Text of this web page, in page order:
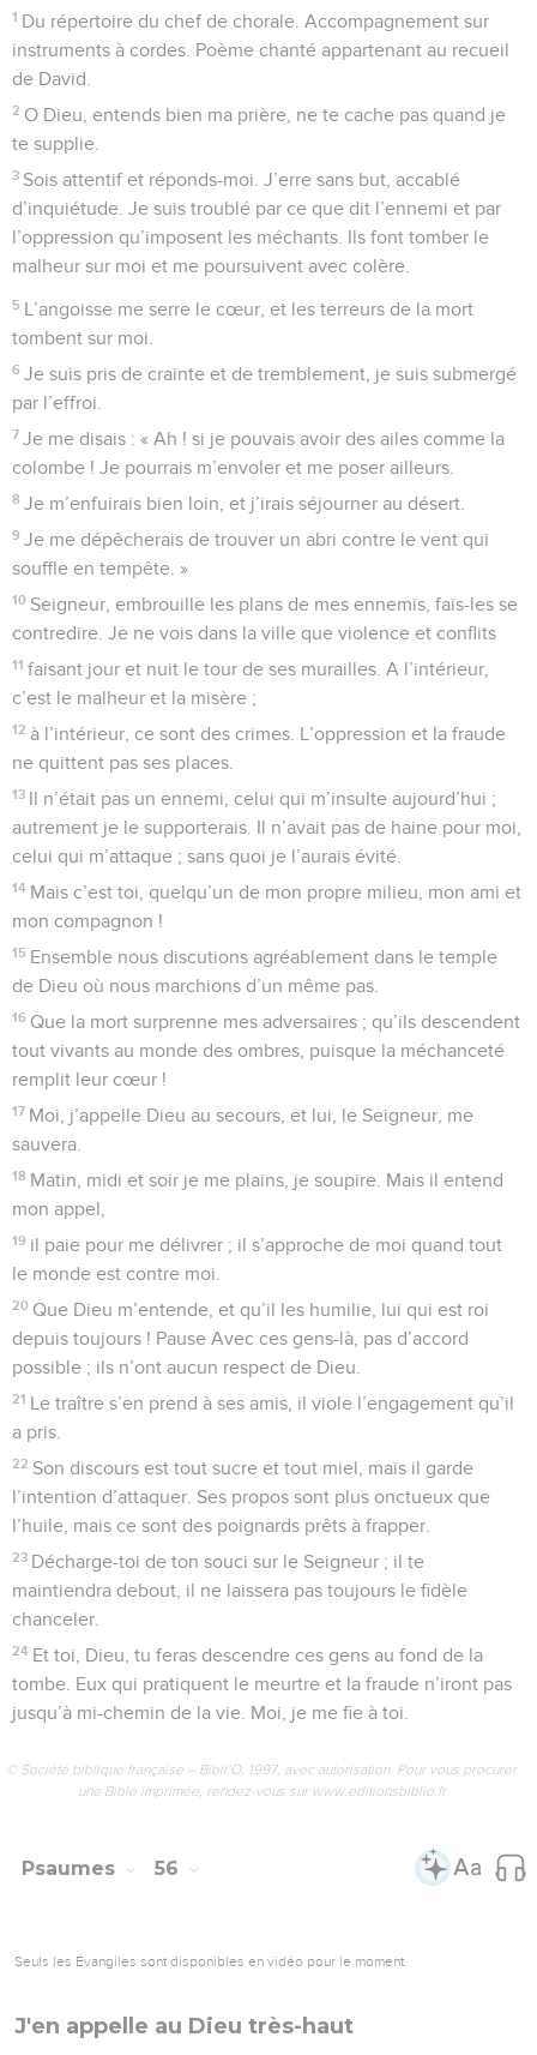
1 Du répertoire du chef de chorale. Accompagnement sur
instruments à cordes. Poème chanté appartenant au recueil
de David.
2 O Dieu, entends bien ma prière, ne te cache pas quand je
te supplie.
3 Sois attentif et réponds-moi. J’erre sans but, accablé
d’inquiétude. Je suis troublé par ce que dit l’ennemi et par
l’oppression qu’imposent les méchants. Ils font tomber le
malheur sur moi et me poursuivent avec colère.
5 L’angoisse me serre le cœur, et les terreurs de la mort
tombent sur moi.
6 Je suis pris de crainte et de tremblement, je suis submergé
par l’effroi.
7 Je me disais : « Ah ! si je pouvais avoir des ailes comme la
colombe ! Je pourrais m’envoler et me poser ailleurs.
8 Je m’enfuirais bien loin, et j’irais séjourner au désert.
9 Je me dépêcherais de trouver un abri contre le vent qui
souffle en tempête. »
10 Seigneur, embrouille les plans de mes ennemis, fais-les se
contredire. Je ne vois dans la ville que violence et conflits
11 faisant jour et nuit le tour de ses murailles. A l’intérieur,
c’est le malheur et la misère ;
12 à l’intérieur, ce sont des crimes. L’oppression et la fraude
ne quittent pas ses places.
13 Il n’était pas un ennemi, celui qui m’insulte aujourd’hui ;
autrement je le supporterais. Il n’avait pas de haine pour moi,
celui qui m’attaque ; sans quoi je l’aurais évité.
14 Mais c’est toi, quelqu’un de mon propre milieu, mon ami et
mon compagnon !
15 Ensemble nous discutions agréablement dans le temple
de Dieu où nous marchions d’un même pas.
16 Que la mort surprenne mes adversaires ; qu’ils descendent
tout vivants au monde des ombres, puisque la méchanceté
remplit leur cœur !
17 Moi, j’appelle Dieu au secours, et lui, le Seigneur, me
sauvera.
18 Matin, midi et soir je me plains, je soupire. Mais il entend
mon appel,
19 il paie pour me délivrer ; il s’approche de moi quand tout
le monde est contre moi.
20 Que Dieu m’entende, et qu’il les humilie, lui qui est roi
depuis toujours ! Pause Avec ces gens-là, pas d’accord
possible ; ils n’ont aucun respect de Dieu.
21 Le traître s’en prend à ses amis, il viole l’engagement qu’il
a pris.
22 Son discours est tout sucre et tout miel, mais il garde
l’intention d’attaquer. Ses propos sont plus onctueux que
l’huile, mais ce sont des poignards prêts à frapper.
23 Décharge-toi de ton souci sur le Seigneur ; il te
maintiendra debout, il ne laissera pas toujours le fidèle
chanceler.
24 Et toi, Dieu, tu feras descendre ces gens au fond de la
tombe. Eux qui pratiquent le meurtre et la fraude n’iront pas
jusqu’à mi-chemin de la vie. Moi, je me fie à toi.
© Société biblique française – Bibli’O, 1997, avec autorisation. Pour vous procurer
une Bible imprimée, rendez-vous sur www.editionsbiblio.fr
Psaumes 56
Seuls les Évangiles sont disponibles en vidéo pour le moment.
J'en appelle au Dieu très-haut